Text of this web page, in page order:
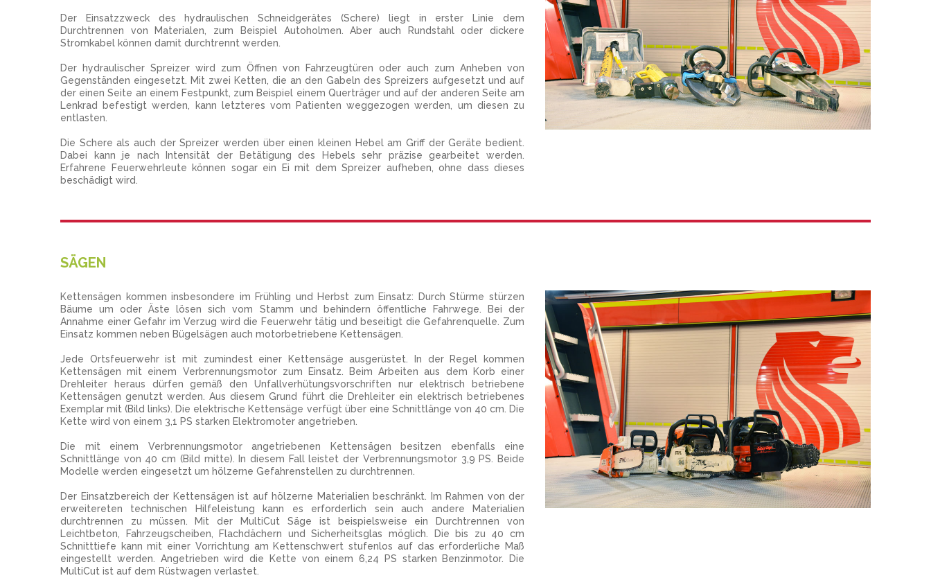
Der Einsatzzweck des hydraulischen Schneidgerätes (Schere) liegt in erster Linie dem
Durchtrennen von Materialen, zum Beispiel Autoholmen. Aber auch Rundstahl oder dickere
Stromkabel können damit durchtrennt werden.
Der hydraulischer Spreizer wird zum Öffnen von Fahrzeugtüren oder auch zum Anheben von
Gegenständen eingesetzt. Mit zwei Ketten, die an den Gabeln des Spreizers aufgesetzt und auf
der einen Seite an einem Festpunkt, zum Beispiel einem Querträger und auf der anderen Seite am
Lenkrad befestigt werden, kann letzteres vom Patienten weggezogen werden, um diesen zu
entlasten.
Die Schere als auch der Spreizer werden über einen kleinen Hebel am Griff der Geräte bedient.
Dabei kann je nach Intensität der Betätigung des Hebels sehr präzise gearbeitet werden.
Erfahrene Feuerwehrleute können sogar ein Ei mit dem Spreizer aufheben, ohne dass dieses
beschädigt wird.
SÄGEN
Kettensägen kommen insbesondere im Frühling und Herbst zum Einsatz: Durch Stürme stürzen
Bäume um oder Äste lösen sich vom Stamm und behindern öffentliche Fahrwege. Bei der
Annahme einer Gefahr im Verzug wird die Feuerwehr tätig und beseitigt die Gefahrenquelle. Zum
Einsatz kommen neben Bügelsägen auch motorbetriebene Kettensägen.
Jede Ortsfeuerwehr ist mit zumindest einer Kettensäge ausgerüstet. In der Regel kommen
Kettensägen mit einem Verbrennungsmotor zum Einsatz. Beim Arbeiten aus dem Korb einer
Drehleiter heraus dürfen gemäß den Unfallverhütungsvorschriften nur elektrisch betriebene
Kettensägen genutzt werden. Aus diesem Grund führt die Drehleiter ein elektrisch betriebenes
Exemplar mit (Bild links). Die elektrische Kettensäge verfügt über eine Schnittlänge von 40 cm. Die
Kette wird von einem 3,1 PS starken Elektromoter angetrieben.
Die mit einem Verbrennungsmotor angetriebenen Kettensägen besitzen ebenfalls eine
Schnittlänge von 40 cm (Bild mitte). In diesem Fall leistet der Verbrennungsmotor 3,9 PS. Beide
Modelle werden eingesetzt um hölzerne Gefahrenstellen zu durchtrennen.
Der Einsatzbereich der Kettensägen ist auf hölzerne Materialien beschränkt. Im Rahmen von der
erweitereten technischen Hilfeleistung kann es erforderlich sein auch andere Materialien
durchtrennen zu müssen. Mit der MultiCut Säge ist beispielsweise ein Durchtrennen von
Leichtbeton, Fahrzeugscheiben, Flachdächern und Sicherheitsglas möglich. Die bis zu 40 cm
Schnitttiefe kann mit einer Vorrichtung am Kettenschwert stufenlos auf das erforderliche Maß
eingestellt werden. Angetrieben wird die Kette von einem 6,24 PS starken Benzinmotor. Die
MultiCut ist auf dem Rüstwagen verlastet.